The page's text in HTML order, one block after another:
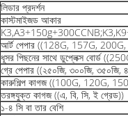
লিডার প্রদর্শন
কাস্টমাইজড আকার
আর্ট পেপার ((128G, 157G,
ধূসর পিছনের সাথে ডুপ্লেক্স বোর্ড
গ্রে পেপার ((২৫০জি, ৩০০জি, ৩৫০জি,
কারুশিল্প কাগজ ((100G, 120G,
তরঙ্গযুক্ত কাগজ ((এ, বি, সি, ই গ্রেড))
১-৪ সি বা তার বেশি